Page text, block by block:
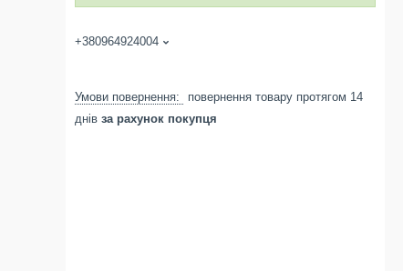
+380964924004
повернення товару протягом 14
днів за рахунок покупця